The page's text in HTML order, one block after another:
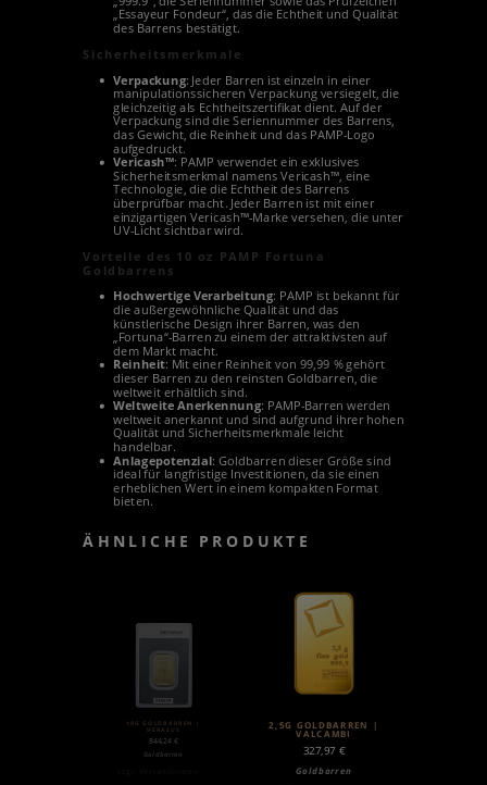
„Essayeur Fondeur“, das die Echtheit und Qualität
des Barrens bestätigt.
Sicherheitsmerkmale
Verpackung: Jeder Barren ist einzeln in einer
manipulationssicheren Verpackung versiegelt, die
gleichzeitig als Echtheitszertifikat dient. Auf der
Verpackung sind die Seriennummer des Barrens,
das Gewicht, die Reinheit und das PAMP-Logo
aufgedruckt.
Vericash™: PAMP verwendet ein exklusives
Sicherheitsmerkmal namens Vericash™, eine
Technologie, die die Echtheit des Barrens
überprüfbar macht. Jeder Barren ist mit einer
einzigartigen Vericash™-Marke versehen, die unter
UV-Licht sichtbar wird.
Vorteile des 10 oz PAMP Fortuna
Goldbarrens
Hochwertige Verarbeitung: PAMP ist bekannt für
die außergewöhnliche Qualität und das
künstlerische Design ihrer Barren, was den
„Fortuna“-Barren zu einem der attraktivsten auf
dem Markt macht.
Reinheit: Mit einer Reinheit von 99,99 % gehört
dieser Barren zu den reinsten Goldbarren, die
weltweit erhältlich sind.
Weltweite Anerkennung: PAMP-Barren werden
weltweit anerkannt und sind aufgrund ihrer hohen
Qualität und Sicherheitsmerkmale leicht
handelbar.
Anlagepotenzial: Goldbarren dieser Größe sind
ideal für langfristige Investitionen, da sie einen
erheblichen Wert in einem kompakten Format
bieten.
ÄHNLICHE PRODUKTE
10G GOLDBARREN |
HERAEUS
844,24 €
Goldbarren
2,5G GOLDBARREN |
VALCAMBI
327,97 €
Goldbarren